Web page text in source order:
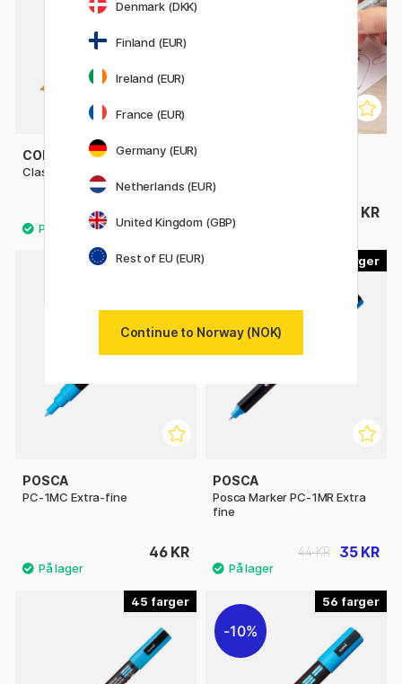
COPIC
Classic stykkevis
76 KR
29
POSCA
PC-1MC Extra-fine
46 KR
POSCA
Posca Marker PC-1MR Extra
fine
35 KR
44 KR
45 56
10%
Denmark (DKK)
Finland (EUR)
Ireland (EUR)
France (EUR)
Germany (EUR)
Netherlands (EUR)
United Kingdom (GBP)
Rest of EU (EUR)
Continue to Norway (NOK)